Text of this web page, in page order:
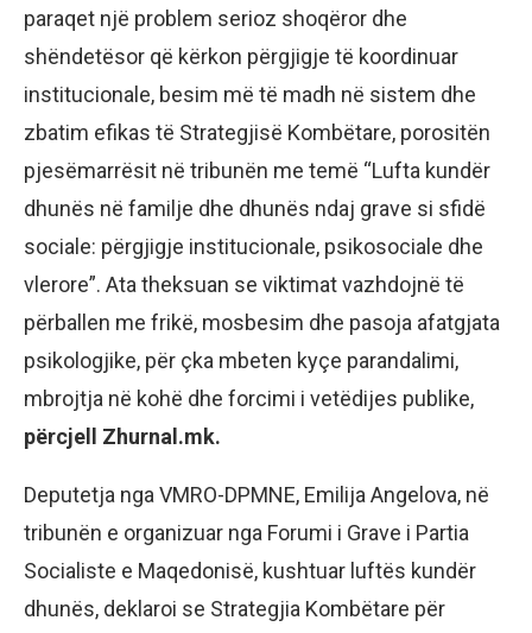
paraqet një problem serioz shoqëror dhe
shëndetësor që kërkon përgjigje të koordinuar
institucionale, besim më të madh në sistem dhe
zbatim efikas të Strategjisë Kombëtare, porositën
pjesëmarrësit në tribunën me temë “Lufta kundër
dhunës në familje dhe dhunës ndaj grave si sfidë
sociale: përgjigje institucionale, psikosociale dhe
vlerore”. Ata theksuan se viktimat vazhdojnë të
përballen me frikë, mosbesim dhe pasoja afatgjata
psikologjike, për çka mbeten kyçe parandalimi,
mbrojtja në kohë dhe forcimi i vetëdijes publike,
përcjell Zhurnal.mk.
Deputetja nga VMRO-DPMNE, Emilija Angelova, në
tribunën e organizuar nga Forumi i Grave i Partia
Socialiste e Maqedonisë, kushtuar luftës kundër
dhunës, deklaroi se Strategjia Kombëtare për